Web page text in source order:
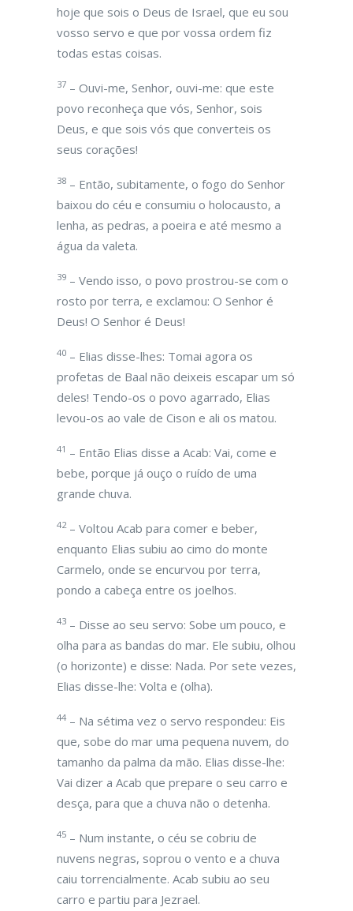
hoje que sois o Deus de Israel, que eu sou
vosso servo e que por vossa ordem fiz
todas estas coisas.
37 – Ouvi-me, Senhor, ouvi-me: que este
povo reconheça que vós, Senhor, sois
Deus, e que sois vós que converteis os
seus corações!
38 – Então, subitamente, o fogo do Senhor
baixou do céu e consumiu o holocausto, a
lenha, as pedras, a poeira e até mesmo a
água da valeta.
39 – Vendo isso, o povo prostrou-se com o
rosto por terra, e exclamou: O Senhor é
Deus! O Senhor é Deus!
40 – Elias disse-lhes: Tomai agora os
profetas de Baal não deixeis escapar um só
deles! Tendo-os o povo agarrado, Elias
levou-os ao vale de Cison e ali os matou.
41 – Então Elias disse a Acab: Vai, come e
bebe, porque já ouço o ruído de uma
grande chuva.
42– Voltou Acab para comer e beber,
enquanto Elias subiu ao cimo do monte
Carmelo, onde se encurvou por terra,
pondo a cabeça entre os joelhos.
43 – Disse ao seu servo: Sobe um pouco, e
olha para as bandas do mar. Ele subiu, olhou
(o horizonte) e disse: Nada. Por sete vezes,
Elias disse-lhe: Volta e (olha).
44 – Na sétima vez o servo respondeu: Eis
que, sobe do mar uma pequena nuvem, do
tamanho da palma da mão. Elias disse-lhe:
Vai dizer a Acab que prepare o seu carro e
desça, para que a chuva não o detenha.
45 – Num instante, o céu se cobriu de
nuvens negras, soprou o vento e a chuva
caiu torrencialmente. Acab subiu ao seu
carro e partiu para Jezrael.